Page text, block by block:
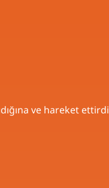
ve hareket